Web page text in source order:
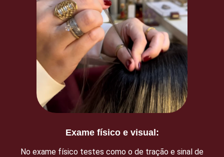
Exame físico e visual:
No exame físico testes como o de tração e sinal de